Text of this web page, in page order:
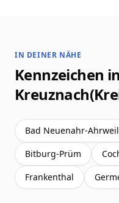
IN DEINER NÄHE
Kennzeichen
Bad Neuenahr-
Bitburg-Prüm
Frankenthal